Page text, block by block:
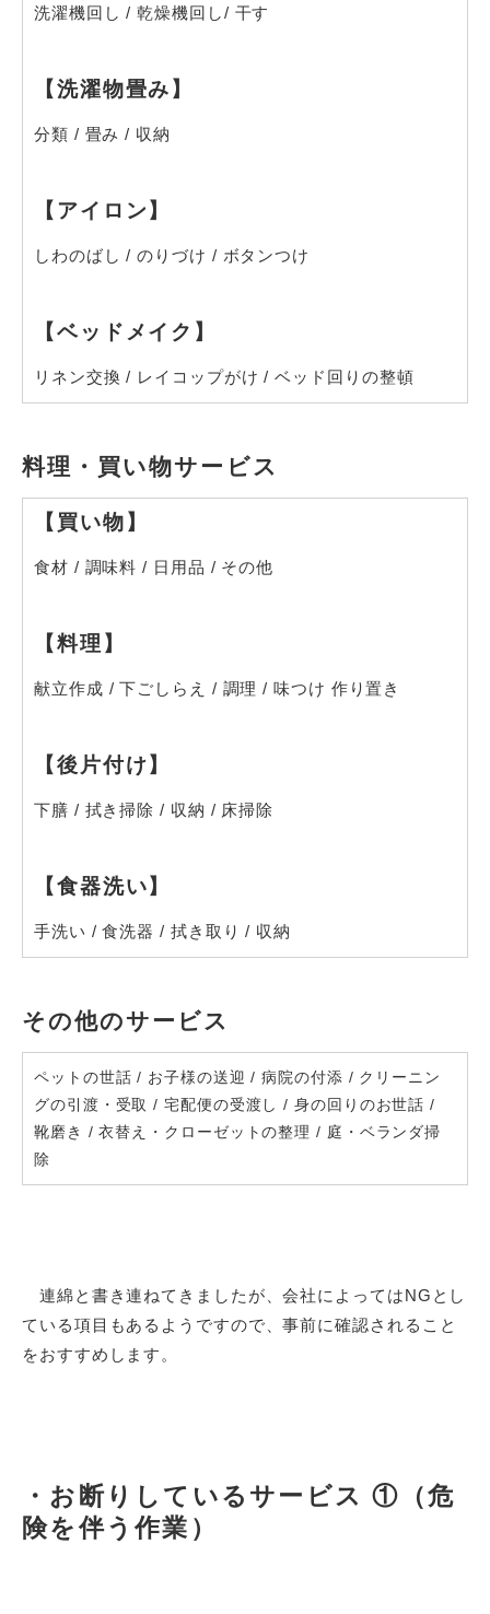
洗濯機回し/乾燥機回し/ 干す
【洗濯物畳み】
分類 / 畳み/ 収納
【アイロン】
しわのばし/のりづけ / ボタンつけ
【ベッドメイク】
リネン交換/ レイコップがけ/ベッド回りの整頓
料理・買い物サービス
【買い物】
食材 / 調味料/ 日用品 / その他
【料理】
献立作成 /下ごしらえ / 調理/味つけ 作り置き
【後片付け】
下膳 / 拭き掃除/ 収納 / 床掃除
【食器洗い】
手洗い /食洗器/ 拭き取り/ 収納
その他のサービス
ペットの世話/ お子様の送迎/病院の付添 / クリーニン
グの引渡・受取/宅配便の受渡し/身の回りのお世話/
靴磨き /衣替え・クローゼットの整理/ 庭・ベランダ掃
除
連綿と書き連ねてきましたが、会社によってはNGとし
ている項目もあるようですので、事前に確認されること
をおすすめします。
・ お断りしているサービス① （危
険を伴う作業）